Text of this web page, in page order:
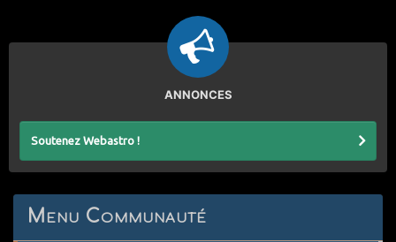
ANNONCES
Soutenez Webastro !
Menu Communauté